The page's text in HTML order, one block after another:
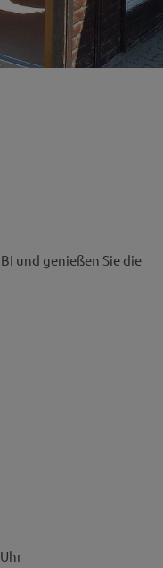
und genießen Sie die